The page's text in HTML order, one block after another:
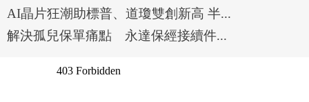
AI晶片狂潮助標普、道瓊雙創新高 半...
解決孤兒保單痛點 永達保經接續件...